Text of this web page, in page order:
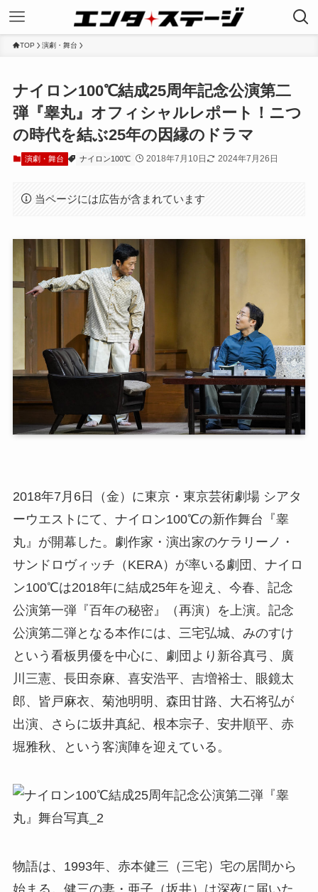
TOP 演劇・舞台
ナイロン100℃結成25周年記念公演第二
弾『睾丸』オフィシャルレポート！ニつ
の時代を結ぶ25年の因縁のドラマ
演劇・舞台 ナイロン100℃ 2018年7月10日 2024年7月26日
当ページには広告が含まれています
2018年7月6日（金）に東京・東京芸術劇場 シアタ
ーウエストにて、ナイロン100℃の新作舞台『睾
丸』が開幕した。劇作家・演出家のケラリーノ・
サンドロヴィッチ（KERA）が率いる劇団、ナイロ
ン100℃は2018年に結成25年を迎え、今春、記念
公演第一弾『百年の秘密』（再演）を上演。記念
公演第二弾となる本作には、三宅弘城、みのすけ
という看板男優を中心に、劇団より新谷真弓、廣
川三憲、長田奈麻、喜安浩平、吉増裕士、眼鏡太
郎、皆戸麻衣、菊池明明、森田甘路、大石将弘が
出演、さらに坂井真紀、根本宗子、安井順平、赤
堀雅秋、という客演陣を迎えている。
物語は、1993年、赤本健三（三宅）宅の居間から
始まる。健三の妻・亜子（坂井）は深夜に届いた